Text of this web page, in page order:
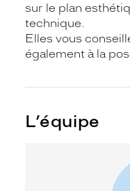
sur le plan
technique.
Elles vous
également à la
L’équipe